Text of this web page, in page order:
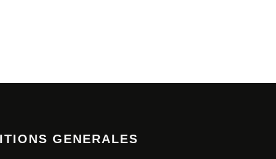
GENERALES